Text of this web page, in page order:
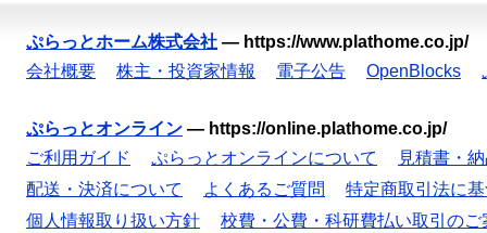
ぷらっとホーム株式会社 — https://www.plathome.co.jp/
会社概要
株主・投資家情報 電子公告 OpenBlocks
ぷらっとオンライン — https://online.plathome.co.jp/
ご利用ガイド
ぷらっとオンラインについて
見積書・
配送・決済について
よくあるご質問
特定商取引法に
個人情報取り扱い方針
校費・公費・科研費払い取引のご